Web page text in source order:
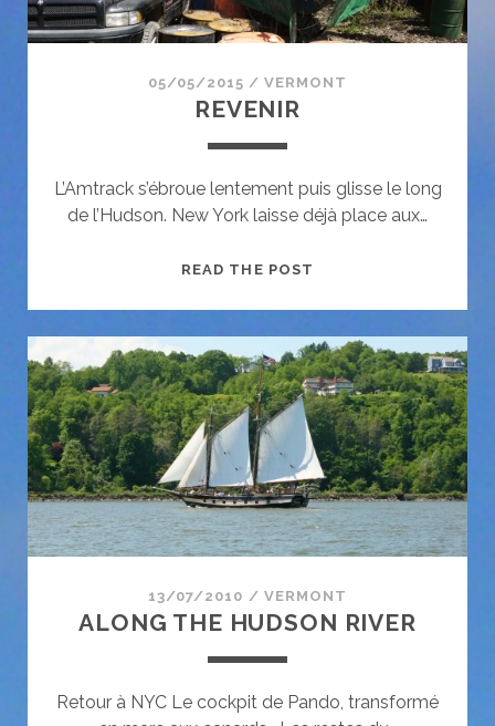
05/05/2015 /VERMONT
REVENIR
L’Amtrack s’ébroue lentement puis glisse le long
de l’Hudson. New York laisse déjà place aux…
READ THE POST
13/07/2010 / VERMONT
ALONG THE HUDSON RIVER
Retour à NYC Le cockpit de Pando, transformé